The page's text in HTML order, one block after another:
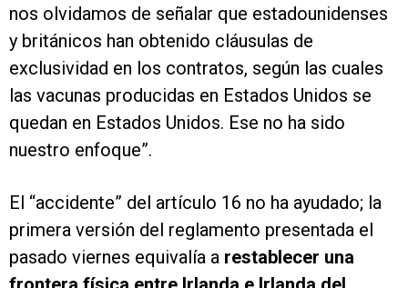
nos olvidamos de señalar que estadounidenses
y británicos han obtenido cláusulas de
exclusividad en los contratos, según las cuales
las vacunas producidas en Estados Unidos se
quedan en Estados Unidos. Ese no ha sido
nuestro enfoque”.
El “accidente” del artículo 16 no ha ayudado; la
primera versión del reglamento presentada el
pasado viernes equivalía a restablecer una